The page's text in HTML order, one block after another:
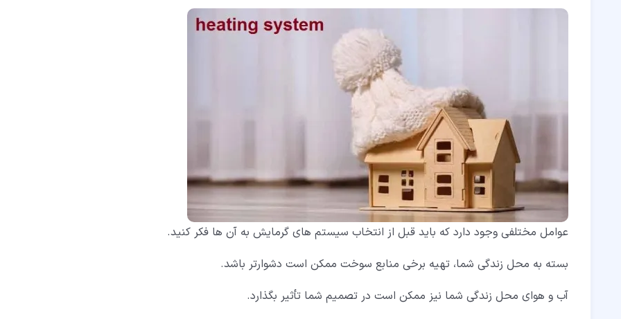
۴‏- کدام نوع از سیستم های گرمایش برای شما بهترین است؟
عوامل مختلفی وجود دارد که باید قبل از انتخاب سیستم های گرمایش به آن ها فکر کنید.
بسته به محل زندگی شما، تهیه برخی منابع سوخت ممکن است دشوارتر باشد.
آب و هوای محل زندگی شما نیز ممکن است در تصمیم شما تأثیر بگذارد.